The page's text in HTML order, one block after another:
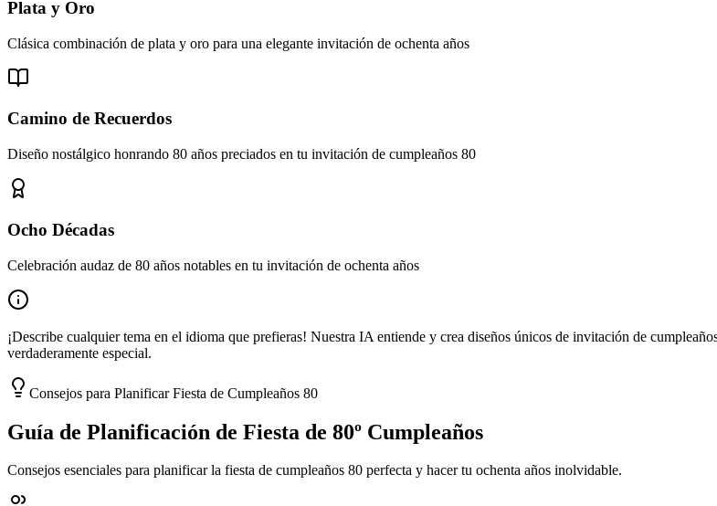
Plata y Oro
Clásica combinación de plata y oro para una elegante invitación de ochenta años
Camino de Recuerdos
Diseño nostálgico honrando 80 años preciados en tu invitación de cumpleaños 80
Ocho Décadas
Celebración audaz de 80 años notables en tu invitación de ochenta años
¡Describe cualquier tema en el idioma que prefieras! Nuestra IA entiende y crea diseños únicos de invitación de
verdaderamente especial.
Consejos para Planificar Fiesta de Cumpleaños 80
Guía de Planificación de Fiesta de 80º Cumpleaños
Consejos esenciales para planificar la fiesta de cumpleaños 80 perfecta y hacer tu ochenta años inolvidable.